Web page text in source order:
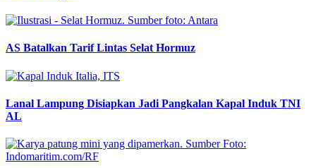
AS Batalkan Tarif Lintas Selat Hormuz
Lanal Lampung Disiapkan Jadi Pangkalan Kapal Induk TNI
AL